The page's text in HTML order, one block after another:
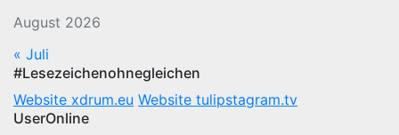
August 2026
« Juli
#Lesezeichenohnegleichen
Website xdrum.eu Website tulipstagram.tv
UserOnline